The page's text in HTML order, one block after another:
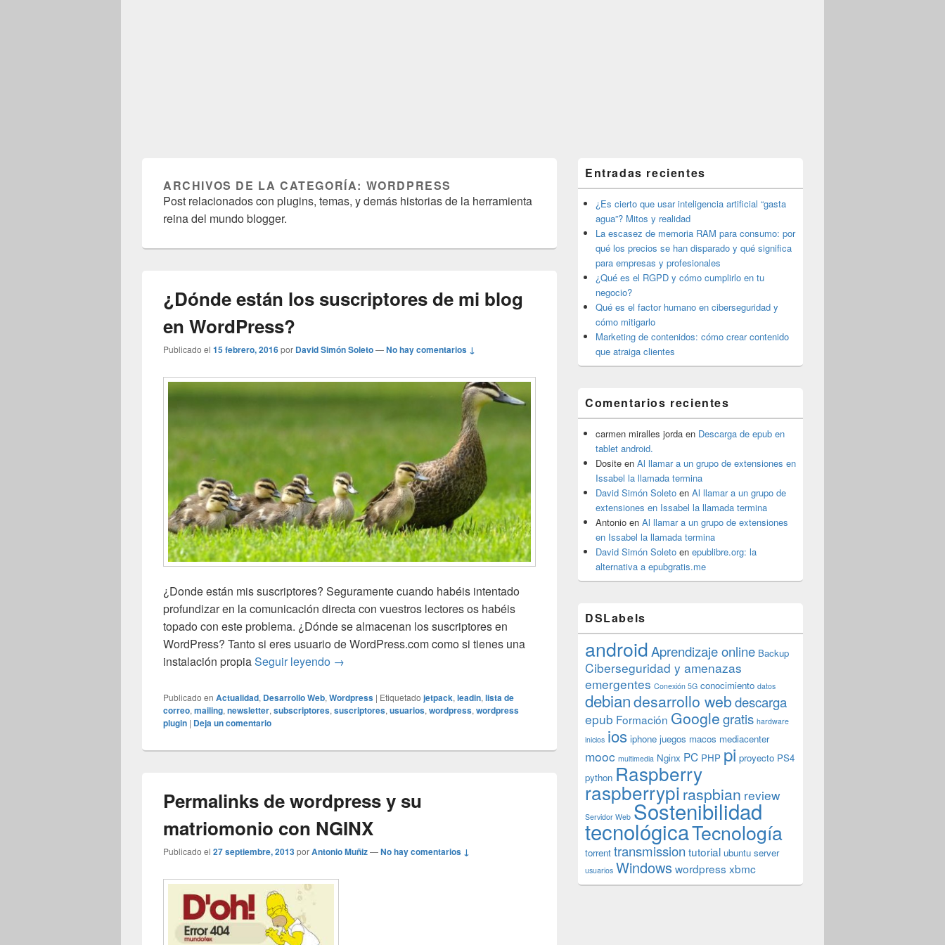
ARCHIVOS DE LA CATEGORÍA: WORDPRESS
Post relacionados con plugins, temas, y demás historias de la herramienta
reina del mundo blogger.
¿Dónde están los suscriptores de mi blog
en WordPress?
Publicado el 15 febrero, 2016por David Simón Soleto—No hay comentarios ↓
¿Donde están mis suscriptores? Seguramente cuando habéis intentado
profundizar en la comunicación directa con vuestros lectores os habéis
topado con este problema. ¿Dónde se almacenan los suscriptores en
WordPress? Tanto si eres usuario de WordPress.com como si tienes una
instalación propiaSeguir leyendo ¿Dónde están los suscriptores de mi blog en WordPress?
→
Publicado en Actualidad, Desarrollo Web, Wordpress | Etiquetado jetpack, leadin, lista de
correo, mailing, newsletter, subscriptores, suscriptores, usuarios, wordpress, wordpress
plugin | Deja un comentario
Permalinks de wordpress y su
matriomonio con NGINX
Publicado el 27 septiembre, 2013porAntonio Muñiz—No hay comentarios ↓
área
de
widget
barra
lateral
primaria
Entradas recientes
¿Es cierto que usar inteligencia artificial “gasta
agua”? Mitos y realidad
La escasez de memoria RAM para consumo: por
qué los precios se han disparado y qué significa
para empresas y profesionales
¿Qué es el RGPD y cómo cumplirlo en tu
negocio?
Qué es el factor humano en ciberseguridad y
cómo mitigarlo
Marketing de contenidos: cómo crear contenido
que atraiga clientes
Comentarios recientes
carmen miralles jorda en Descarga de epub en
tablet android.
Dosite en Al llamar a un grupo de extensiones en
Issabel la llamada termina
David Simón Soleto en Al llamar a un grupo de
extensiones en Issabel la llamada termina
Antonio en Al llamar a un grupo de extensiones
en Issabel la llamada termina
David Simón Soleto en epublibre.org: la
alternativa a epubgratis.me
DSLabels
androidAprendizaje online Backup
Ciberseguridad y amenazas
emergentes Conexión 5G conocimiento datos
debiandesarrollo webdescarga
epub Formación Googlegratis hardware
inicios ios iphone juegos macos mediacenter
mooc multimedia Nginx PC PHP pi proyecto PS4
python Raspberry
raspberrypi raspbian review
Servidor Web Sostenibilidad
tecnológicaTecnología
torrent transmission tutorial ubuntu server
usuarios Windowswordpress xbmc